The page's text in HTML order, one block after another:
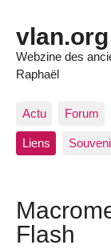
vlan.org
Webzine des
Raphaël
Actu Forum
Liens
Flash